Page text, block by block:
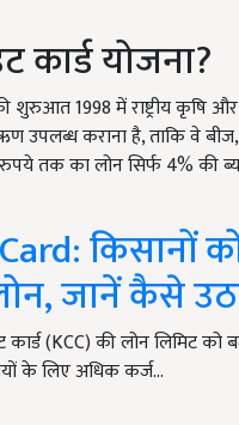
कार्ड योजना?
शुरुआत 1998 में राष्ट्रीय कृषि
उपलब्ध कराना है, ताकि वे
तक का लोन सिर्फ 4% की
किसानों
जानें कैसे
कार्ड (KCC) की लोन लिमिट
के लिए अधिक कर्ज…